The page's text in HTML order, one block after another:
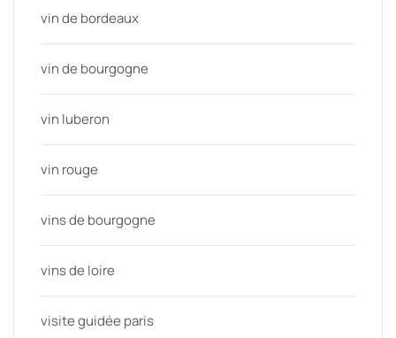
vin de bordeaux
vin de bourgogne
vin luberon
vin rouge
vins de bourgogne
vins de loire
visite guidée paris